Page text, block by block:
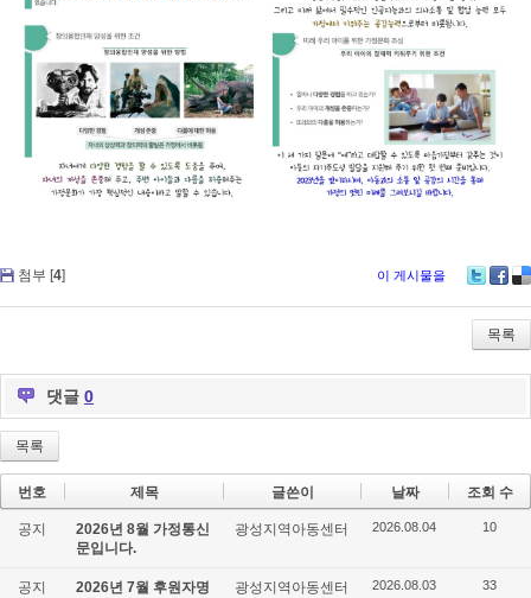
첨부 [4] 이 게시물을
itte ce
bo
ok
lici
ou
s
목록
댓글 0
목록
번호 제목 글쓴이 날짜 조회 수
공지
2026년 8월 가정통신
문입니다.
광성지역아동센터 2026.08.04 10
공지
2026년 7월 후원자명
광성지역아동센터 2026.08.03 33